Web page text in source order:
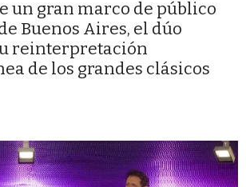
un gran marco de público
Buenos Aires, el dúo
reinterpretación
de los grandes clásicos